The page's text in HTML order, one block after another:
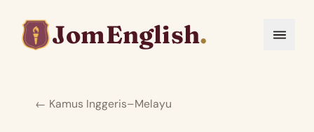
JomEnglish.
← Kamus Inggeris–Melayu